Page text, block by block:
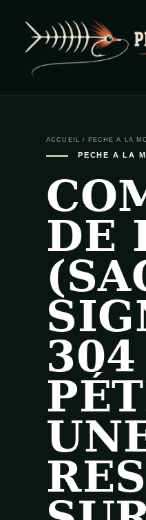
PECHE A
ACCUEIL / PECHE A LA
PECHE A LA
DE